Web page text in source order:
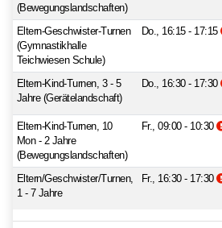
(Bewegungslandschaften)
Eltern-Geschwister-Turnen
(Gymnastikhalle
Teichwiesen Schule)
Do., 16:15 - 17:15
Eltern-Kind-Turnen, 3 - 5
Jahre (Gerätelandschaft)
Do., 16:30 - 17:30
Eltern-Kind-Turnen, 10
Mon - 2 Jahre
(Bewegungslandschaften)
Fr., 09:00 - 10:30
Eltern/Geschwister/Turnen,
1 - 7 Jahre
Fr., 16:30 - 17:30